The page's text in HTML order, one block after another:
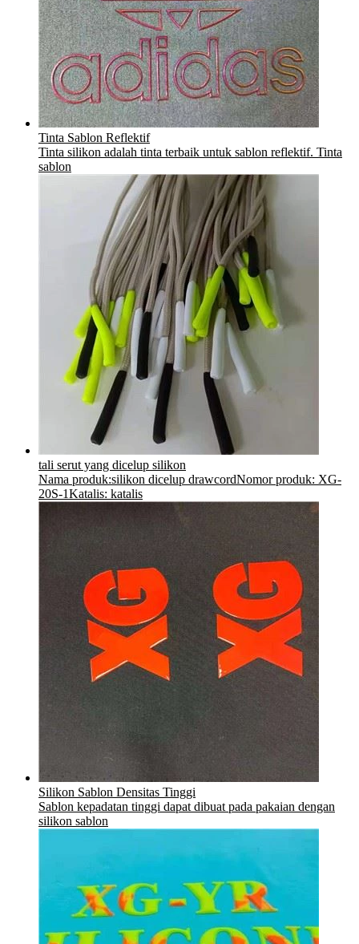
Tinta Sablon Reflektif
Tinta silikon adalah tinta terbaik untuk sablon reflektif. Tinta
sablon
tali serut yang dicelup silikon
Nama produk:silikon dicelup drawcordNomor produk: XG-
20S-1Katalis: katalis
Silikon Sablon Densitas Tinggi
Sablon kepadatan tinggi dapat dibuat pada pakaian dengan
silikon sablon